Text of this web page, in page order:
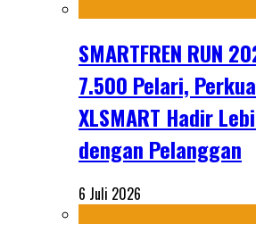
SMARTFREN RUN
7.500 Pelari,
XLSMART Hadir
dengan Pelanggan
6 Juli 2026